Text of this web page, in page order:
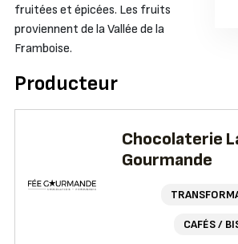
fruitées et épicées. Les fruits
proviennent de la Vallée de la
Framboise.
Producteur
Chocolaterie
Gourmande
CAFÉS /